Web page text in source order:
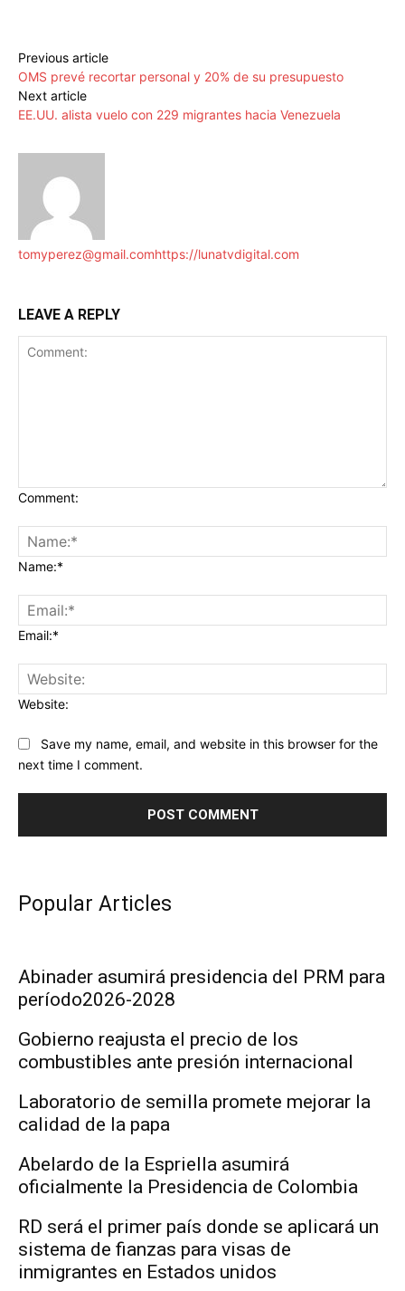
Previous article
OMS prevé recortar personal y 20% de su presupuesto
Next article
EE.UU. alista vuelo con 229 migrantes hacia Venezuela
tomyperez@gmail.comhttps://lunatvdigital.com
LEAVE A REPLY
Comment:
Name:*
Email:*
Website:
Save my name, email, and website in this browser for the
next time I comment.
Popular Articles
Abinader asumirá presidencia del PRM para
período2026-2028
Gobierno reajusta el precio de los
combustibles ante presión internacional
Laboratorio de semilla promete mejorar la
calidad de la papa
Abelardo de la Espriella asumirá
oficialmente la Presidencia de Colombia
RD será el primer país donde se aplicará un
sistema de fianzas para visas de
inmigrantes en Estados unidos